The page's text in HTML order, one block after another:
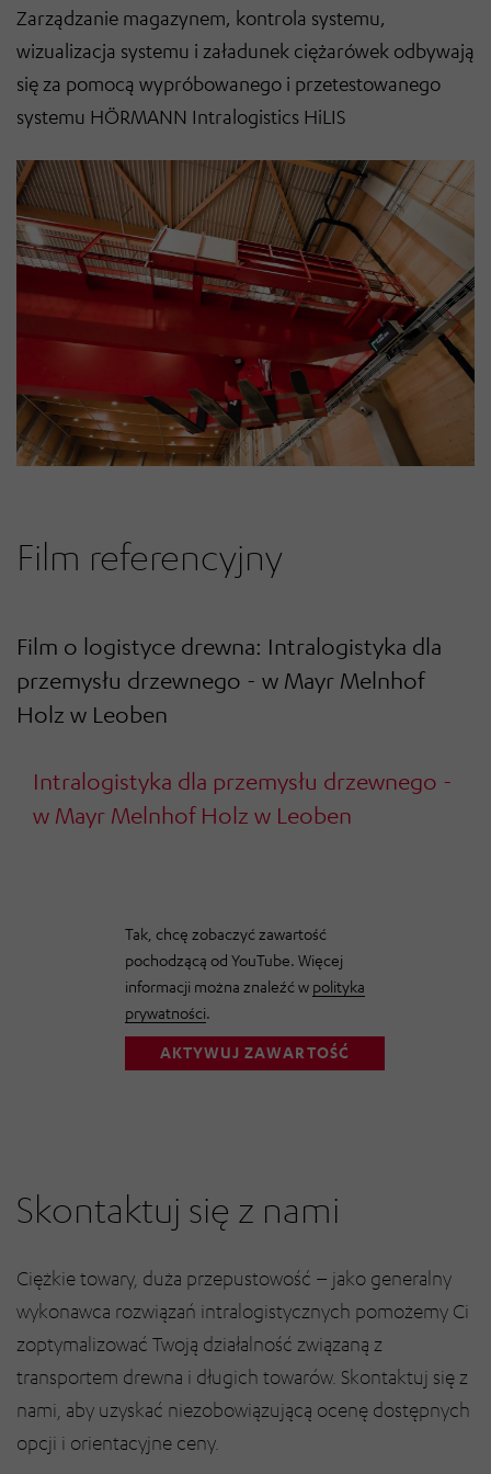
Zarządzanie magazynem, kontrola systemu,
wizualizacja systemu i załadunek ciężarówek odbywają
się za pomocą wypróbowanego i przetestowanego
systemu HÖRMANN Intralogistics HiLIS
Film referencyjny
Film o logistyce drewna: Intralogistyka dla
przemysłu drzewnego - w Mayr Melnhof
Holz w Leoben
Intralogistyka dla przemysłu drzewnego -
w Mayr Melnhof Holz w Leoben
Tak, chcę zobaczyć zawartość
pochodzącą od YouTube. Więcej
informacji można znaleźć w polityka
prywatności
AKTYWUJ ZAWARTOŚĆ
Skontaktuj się z nami
Ciężkie towary, duża przepustowość – jako generalny
wykonawca rozwiązań intralogistycznych pomożemy Ci
zoptymalizować Twoją działalność związaną z
transportem drewna i długich towarów. Skontaktuj się z
nami, aby uzyskać niezobowiązującą ocenę dostępnych
opcji i orientacyjne ceny.